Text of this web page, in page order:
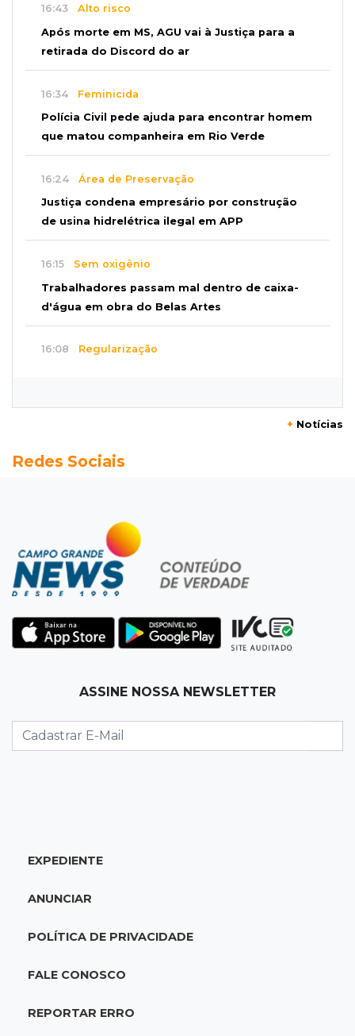
16:43 Alto risco
Após morte em MS, AGU vai à Justiça para a
retirada do Discord do ar
16:34 Feminicida
Polícia Civil pede ajuda para encontrar homem
que matou companheira em Rio Verde
16:24 Área de Preservação
Justiça condena empresário por construção
de usina hidrelétrica ilegal em APP
16:15 Sem oxigênio
Trabalhadores passam mal dentro de caixa-
d'água em obra do Belas Artes
16:08 Regularização
Anvisa barra “emagrecedores” sem registro e
Eleições 2026
"Política se faz cumprindo acordos", diz
Reinaldo Azambuja sobre ampla aliança
Projeto em MS quer barrar artistas que
divulgam bets em eventos públicos
Versão de defesa
mortes quebrou na pista
15:24Veículos
ele mais surpreendeu
15:14 Luto na arquitetura
Morre aos 58 anos Luis Pedro Scalise,
+ Notícias
Redes Sociais
ASSINE NOSSA NEWSLETTER
EXPEDIENTE
ANUNCIAR
POLÍTICA DE PRIVACIDADE
FALE CONOSCO
REPORTAR ERRO